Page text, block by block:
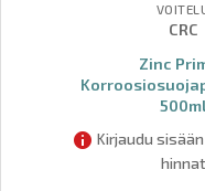
CRC
Zinc
Kirjaudu
hinnat